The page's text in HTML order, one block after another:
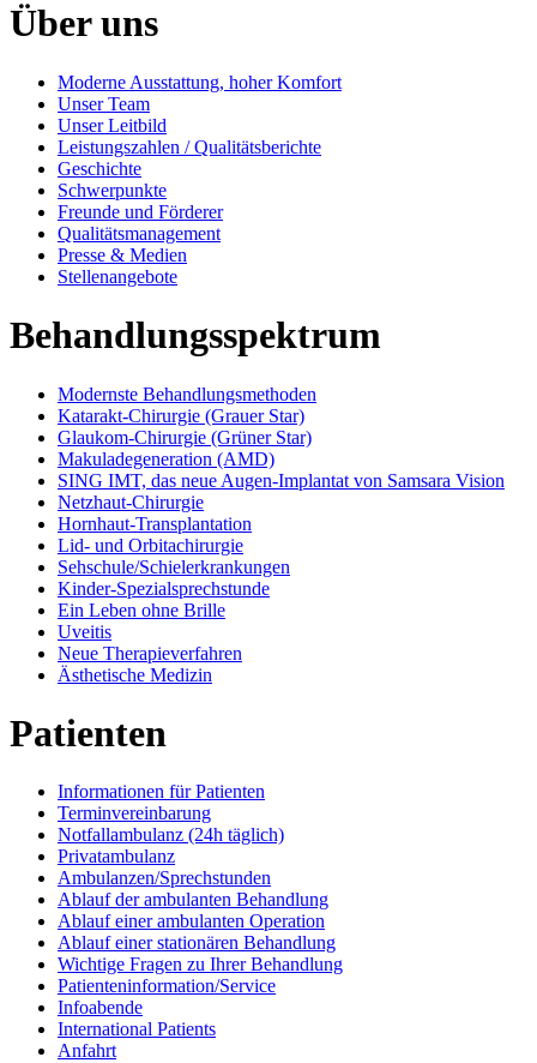
Über uns
Moderne Ausstattung, hoher Komfort
Unser Team
Unser Leitbild
Leistungszahlen / Qualitätsberichte
Geschichte
Schwerpunkte
Freunde und Förderer
Qualitätsmanagement
Presse & Medien
Stellenangebote
Behandlungsspektrum
Modernste Behandlungsmethoden
Katarakt-Chirurgie (Grauer Star)
Glaukom-Chirurgie (Grüner Star)
Makuladegeneration (AMD)
SING IMT, das neue Augen-Implantat von Samsara Vision
Netzhaut-Chirurgie
Hornhaut-Transplantation
Lid- und Orbitachirurgie
Sehschule/Schielerkrankungen
Kinder-Spezialsprechstunde
Ein Leben ohne Brille
Uveitis
Neue Therapieverfahren
Ästhetische Medizin
Patienten
Informationen für Patienten
Terminvereinbarung
Notfallambulanz (24h täglich)
Privatambulanz
Ambulanzen/Sprechstunden
Ablauf der ambulanten Behandlung
Ablauf einer ambulanten Operation
Ablauf einer stationären Behandlung
Wichtige Fragen zu Ihrer Behandlung
Patienteninformation/Service
Infoabende
International Patients
Anfahrt